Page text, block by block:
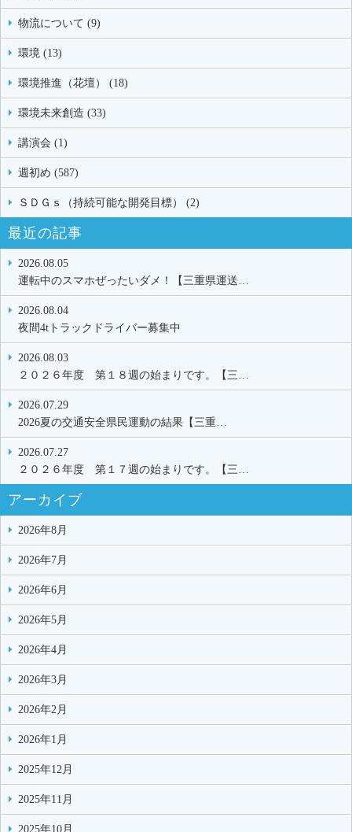
物流について (9)
環境 (13)
環境推進（花壇） (18)
環境未来創造 (33)
講演会 (1)
週初め (587)
ＳＤＧｓ（持続可能な開発目標） (2)
最近の記事
2026.08.05
運転中のスマホぜったいダメ！【三重県運送…
2026.08.04
夜間4tトラックドライバー募集中
2026.08.03
２０２６年度 第１８週の始まりです。【三…
2026.07.29
2026夏の交通安全県民運動の結果【三重…
2026.07.27
２０２６年度 第１７週の始まりです。【三…
アーカイブ
2026年8月
2026年7月
2026年6月
2026年5月
2026年4月
2026年3月
2026年2月
2026年1月
2025年12月
2025年11月
2025年10月